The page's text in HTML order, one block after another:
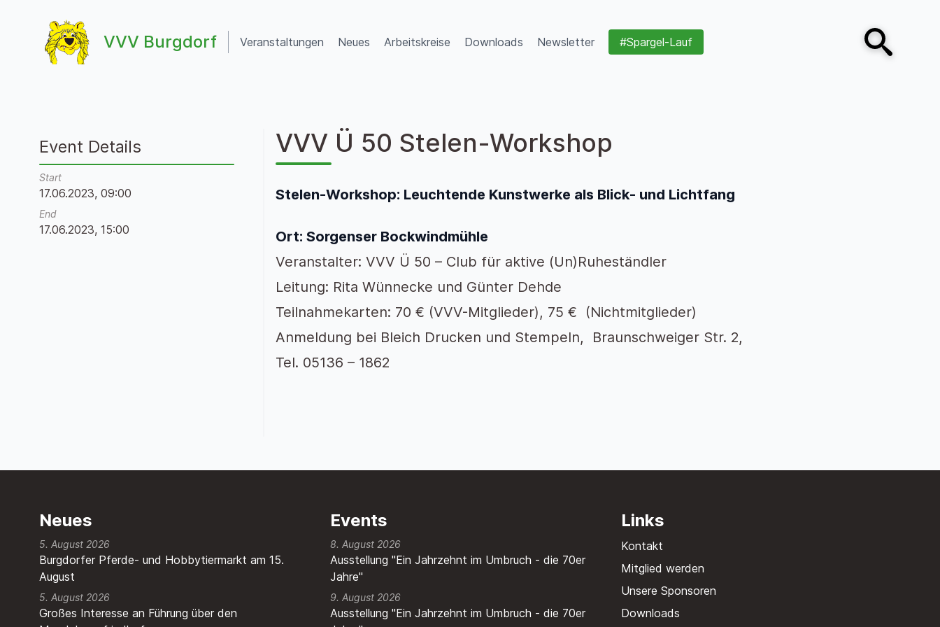
VVV Burgdorf
VVV Burgdorf
Veranstaltungen Neues Arbeitskreise Downloads Newsletter #Spargel-Lauf
Open search
VVV Ü 50 Stelen-Workshop
Stelen-Workshop: Leuchtende Kunstwerke als Blick- und Lichtfang
Ort: Sorgenser Bockwindmühle
Veranstalter: VVV Ü 50 – Club für aktive (Un)Ruheständler
Leitung: Rita Wünnecke und Günter Dehde
Teilnahmekarten: 70 € (VVV-Mitglieder), 75 € (Nichtmitglieder)
Anmeldung bei Bleich Drucken und Stempeln, Braunschweiger Str. 2,
Tel. 05136 – 1862
Event Details
Start
17.06.2023, 09:00
End
17.06.2023, 15:00
Neues
Burgdorfer Pferde- und Hobbytiermarkt am 15.
August
5. August 2026
Großes Interesse an Führung über den
5. August 2026
Events
8. August 2026
Ausstellung "Ein Jahrzehnt im Umbruch - die 70er
Jahre"
9. August 2026
Ausstellung "Ein Jahrzehnt im Umbruch - die 70er
Links
Kontakt
Mitglied werden
Unsere Sponsoren
Downloads